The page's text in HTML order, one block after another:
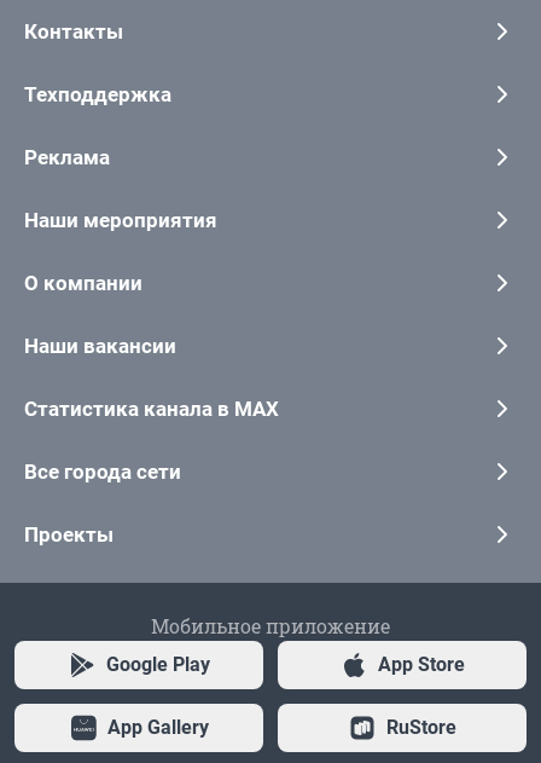
Контакты
Техподдержка
Реклама
Наши мероприятия
О компании
Наши вакансии
Статистика канала в MAX
Все города сети
Проекты
Мобильное приложение
Google Play App Store
App Gallery RuStore